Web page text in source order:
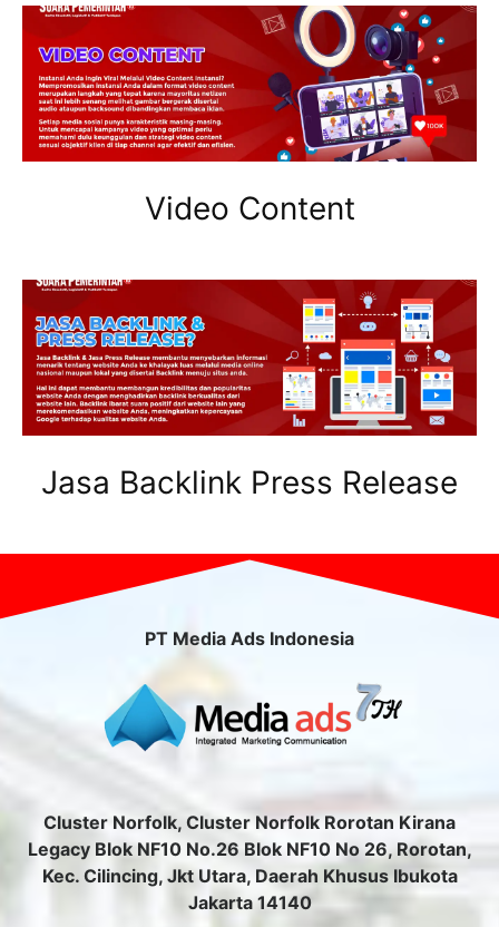
Video Content
Jasa Backlink Press Release
PT Media Ads Indonesia
Cluster Norfolk, Cluster Norfolk Rorotan Kirana
Legacy Blok NF10 No.26 Blok NF10 No 26, Rorotan,
Kec. Cilincing, Jkt Utara, Daerah Khusus Ibukota
Jakarta 14140